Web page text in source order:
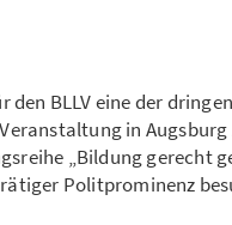
den BLLV eine der
in Augsburg
„Bildung gerecht
Politprominenz